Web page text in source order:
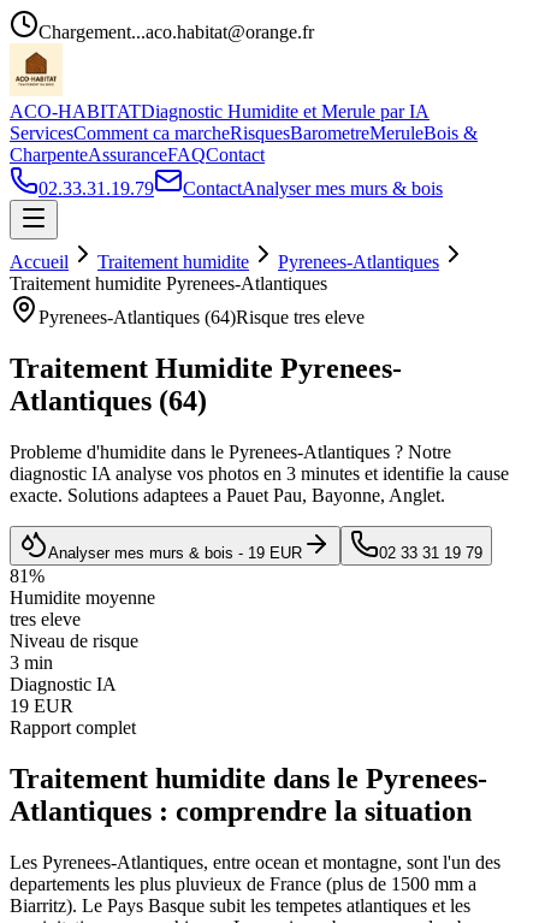
Chargement...aco.habitat@orange.fr
ACO-HABITATDiagnostic Humidite et Merule par IA
ServicesComment ca marcheRisquesBarometreMeruleBois &
CharpenteAssuranceFAQContact
02.33.31.19.79
ContactAnalyser mes murs & bois
Accueil Traitement humidite
Pyrenees-Atlantiques
Traitement humidite Pyrenees-Atlantiques
Pyrenees-Atlantiques (64)Risque tres eleve
Traitement Humidite Pyrenees-
Atlantiques (64)
Probleme d'humidite dans le Pyrenees-Atlantiques ? Notre
diagnostic IA analyse vos photos en 3 minutes et identifie la cause
exacte. Solutions adaptees a Pauet Pau, Bayonne, Anglet.
Analyser mes murs & bois - 19 EUR 02 33 31 19 79
81%
Humidite moyenne
tres eleve
Niveau de risque
3 min
Diagnostic IA
19 EUR
Rapport complet
Traitement humidite dans le Pyrenees-
Atlantiques : comprendre la situation
Les Pyrenees-Atlantiques, entre ocean et montagne, sont l'un des
departements les plus pluvieux de France (plus de 1500 mm a
Biarritz). Le Pays Basque subit les tempetes atlantiques et les